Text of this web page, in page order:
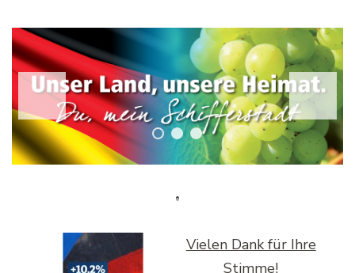
Zurück Weiter
Vielen Dank für Ihre
Stimme!